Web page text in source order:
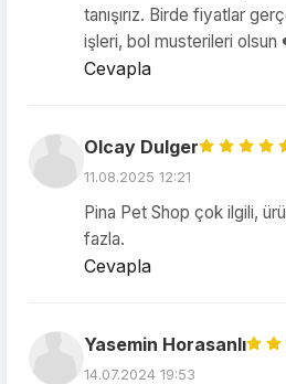
tanışırız. Birde fiyatlar
işleri, bol musterileri
Cevapla
Olcay Dulger
11.08.2025 12:21
Pina Pet Shop çok ilgili,
fazla.
Cevapla
Yasemin Horasanlı
14.07.2024 19:53